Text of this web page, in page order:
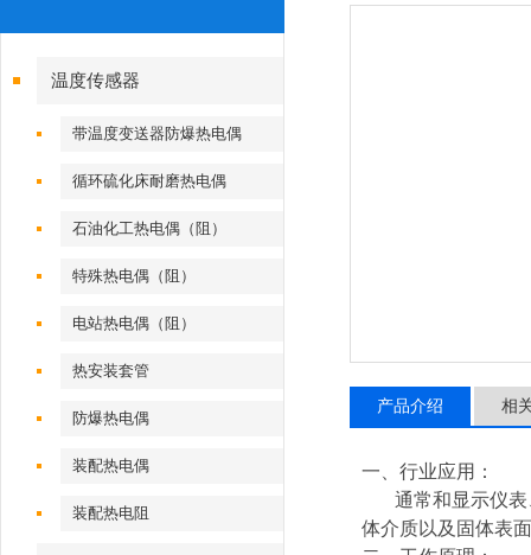
温度传感器
带温度变送器防爆热电偶
（阻）
循环硫化床耐磨热电偶
石油化工热电偶（阻）
特殊热电偶（阻）
电站热电偶（阻）
热安装套管
防爆热电偶
装配热电偶
装配热电阻
产品介绍 相
一、行业应用：
通常和显示仪表
体介质以及固体表